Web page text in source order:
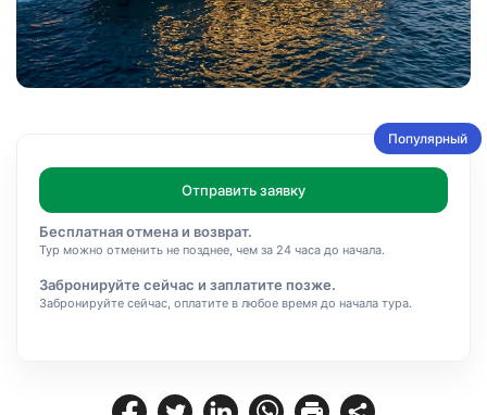
Популярный
Отправить заявку
Бесплатная отмена и возврат.
Тур можно отменить не позднее, чем за 24 часа до начала.
Забронируйте сейчас и заплатите позже.
Забронируйте сейчас, оплатите в любое время до начала тура.